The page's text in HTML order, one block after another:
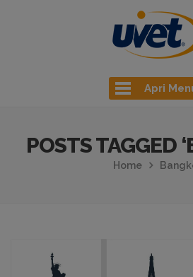
Apri
POSTS TAGGED
Home